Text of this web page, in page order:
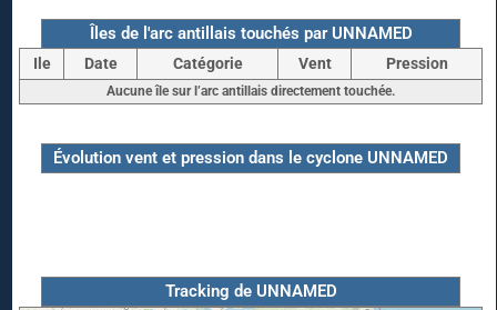
Îles de l'arc antillais touchés par UNNAMED
Ile Date Catégorie Vent Pression
Aucune île sur l’arc antillais directement touchée.
Évolution vent et pression dans le cyclone UNNAMED
Tracking de UNNAMED